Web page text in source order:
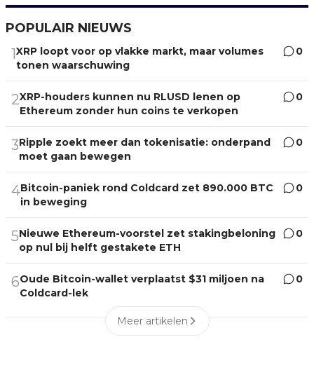
POPULAIR NIEUWS
1XRP loopt voor op vlakke markt, maar volumes
tonen waarschuwing
0
2XRP-houders kunnen nu RLUSD lenen op
Ethereum zonder hun coins te verkopen
0
3Ripple zoekt meer dan tokenisatie: onderpand
moet gaan bewegen
0
4Bitcoin-paniek rond Coldcard zet 890.000 BTC
in beweging
0
5Nieuwe Ethereum-voorstel zet stakingbeloning
op nul bij helft gestakete ETH
0
6Oude Bitcoin-wallet verplaatst $31 miljoen na
Coldcard-lek
0
Meer artikelen